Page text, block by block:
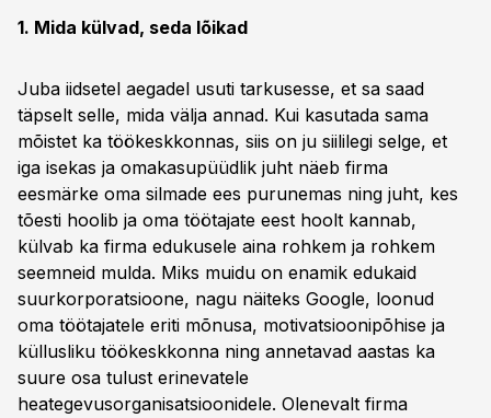
1. Mida külvad, seda lõikad
Juba iidsetel aegadel usuti tarkusesse, et sa saad
täpselt selle, mida välja annad. Kui kasutada sama
mõistet ka töökeskkonnas, siis on ju siililegi selge, et
iga isekas ja omakasupüüdlik juht näeb firma
eesmärke oma silmade ees purunemas ning juht, kes
tõesti hoolib ja oma töötajate eest hoolt kannab,
külvab ka firma edukusele aina rohkem ja rohkem
seemneid mulda. Miks muidu on enamik edukaid
suurkorporatsioone, nagu näiteks Google, loonud
oma töötajatele eriti mõnusa, motivatsioonipõhise ja
küllusliku töökeskkonna ning annetavad aastas ka
suure osa tulust erinevatele
heategevusorganisatsioonidele. Olenevalt firma